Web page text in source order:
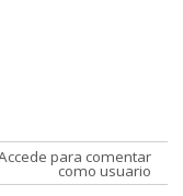
para comentar
como usuario